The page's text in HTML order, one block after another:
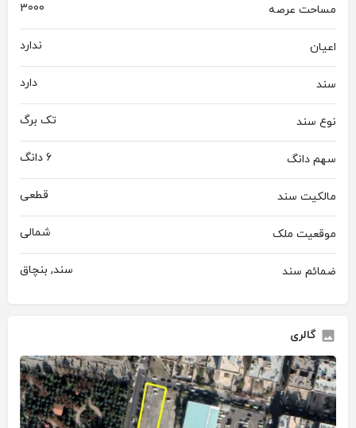
مساحت عرصه 3000
اعیان ندارد
سند دارد
نوع سند تک برگ
سهم دانگ 6 دانگ
مالکیت سند قطعی
موقعیت ملک شمالی
ضمائم سند سند, بنچاق
گالری